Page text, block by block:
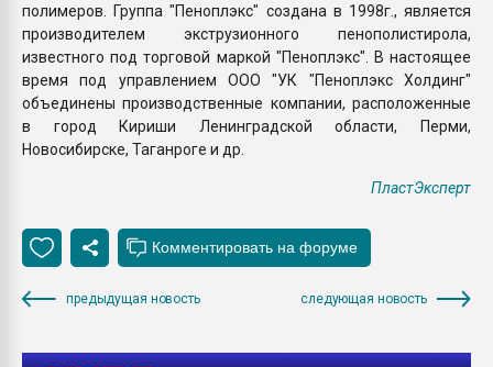
полимеров. Группа "Пеноплэкс" создана в 1998г., является
производителем экструзионного пенополистирола,
известного под торговой маркой "Пеноплэкс". В настоящее
время под управлением ООО "УК "Пеноплэкс Холдинг"
объединены производственные компании, расположенные
в город Кириши Ленинградской области, Перми,
Новосибирске, Таганроге и др.
ПластЭксперт
предыдущая новость следующая новость